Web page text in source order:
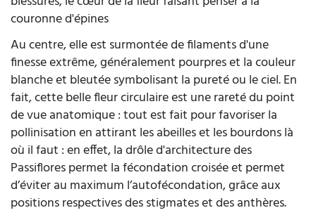
couronne d'épines
Au centre, elle est surmontée de filaments d'une
finesse extrême, généralement pourpres et la couleur
blanche et bleutée symbolisant la pureté ou le ciel. En
fait, cette belle fleur circulaire est une rareté du point
de vue anatomique : tout est fait pour favoriser la
pollinisation en attirant les abeilles et les bourdons là
où il faut : en effet, la drôle d'architecture des
Passiflores permet la fécondation croisée et permet
d’éviter au maximum l’autofécondation, grâce aux
positions respectives des stigmates et des anthères.